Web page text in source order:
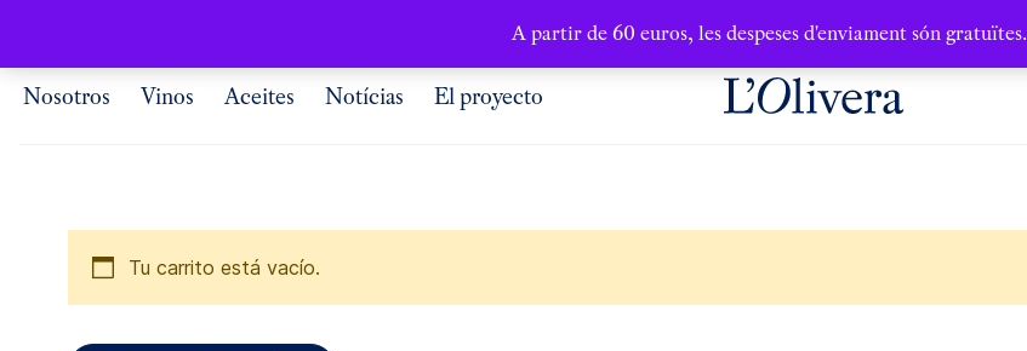
A partir de 60 euros, les despeses d'enviament són gratuïtes.
Nosotros Vinos Aceites Notícias El proyecto
Tu carrito está vacío.